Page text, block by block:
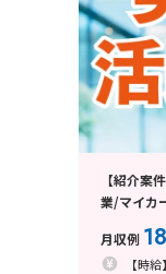
【紹介案
業/マイカ
月収例
【時